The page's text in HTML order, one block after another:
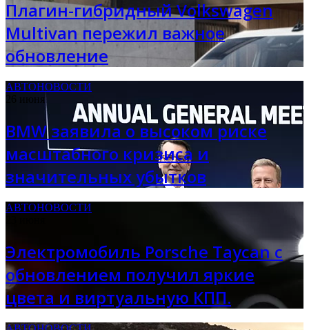
Плагин-гибридный Volkswagen
Multivan пережил важное
обновление
АВТОНОВОСТИ
26 июня
BMW заявила о высоком риске
масштабного кризиса и
значительных убытков
АВТОНОВОСТИ
Электромобиль Porsche Taycan с
обновлением получил яркие
цвета и виртуальную КПП.